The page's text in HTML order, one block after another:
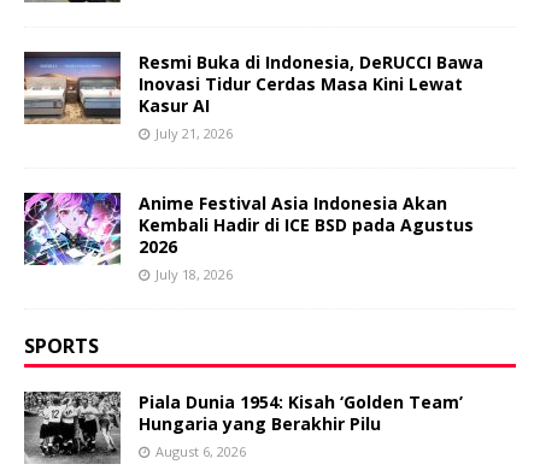
Resmi Buka di Indonesia, DeRUCCI Bawa
Inovasi Tidur Cerdas Masa Kini Lewat
Kasur AI
July 21, 2026
Anime Festival Asia Indonesia Akan
Kembali Hadir di ICE BSD pada Agustus
2026
July 18, 2026
SPORTS
Piala Dunia 1954: Kisah ‘Golden Team’
Hungaria yang Berakhir Pilu
August 6, 2026